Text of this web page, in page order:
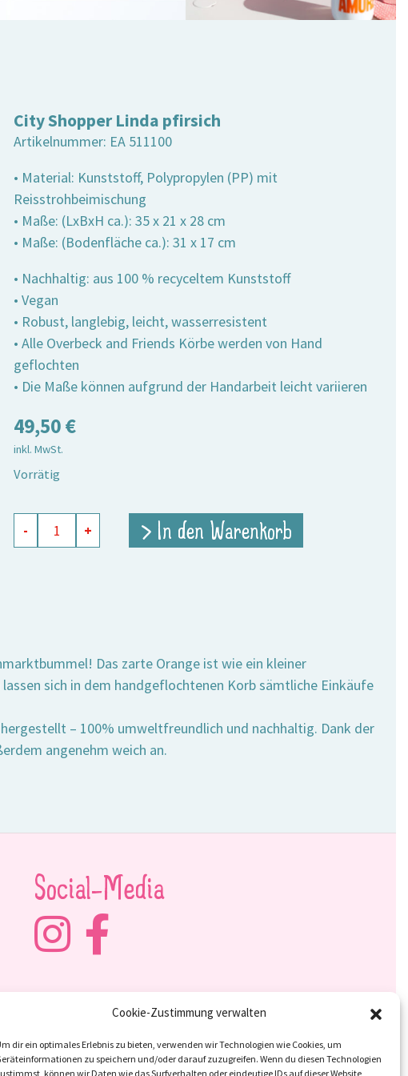
Cookie-Zustimmung verwalten
dir ein optimales Erlebnis zu bieten, verwenden wir Technologien wie Cookies, um
zu speichern und/oder darauf zuzugreifen. Wenn du diesen Technologien
können wir Daten wie das Surfverhalten oder eindeutige IDs auf dieser Website
City Shopper Linda pfirsich
Artikelnummer: EA 511100
• Material: Kunststoff, Polypropylen (PP) mit
Reisstrohbeimischung
• Maße: (LxBxH ca.): 35 x 21 x 28 cm
• Maße: (Bodenfläche ca.): 31 x 17 cm
• Nachhaltig: aus 100 % recyceltem Kunststoff
• Vegan
• Robust, langlebig, leicht, wasserresistent
• Alle Overbeck and Friends Körbe werden von Hand
geflochten
• Die Maße können aufgrund der Handarbeit leicht variieren
49,50€
inkl. MwSt.
Vorrätig
Shopper
- + > In den Warenkorb
Das zarte Orange ist wie ein kleiner
sich in dem handgeflochtenen Korb sämtliche Einkäufe
– 100% umweltfreundlich und nachhaltig. Dank der
angenehm weich an.
Social-Media